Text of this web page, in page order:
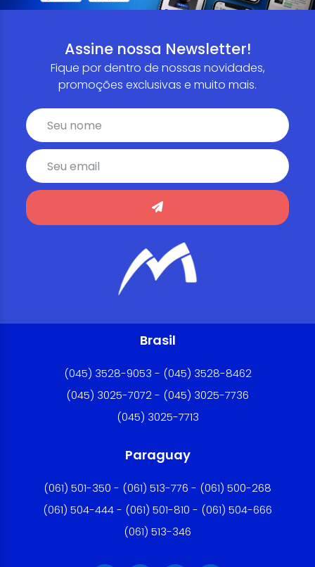
Assine nossa Newsletter!
Fique por dentro de nossas novidades,
promoções exclusivas e muito mais.
Brasil
(045) 3528-9053 - (045) 3528-8462
(045) 3025-7072 - (045) 3025-7736
(045) 3025-7713
Paraguay
(061) 501-350 - (061) 513-776 - (061) 500-268
(061) 504-444 - (061) 501-810 - (061) 504-666
(061) 513-346